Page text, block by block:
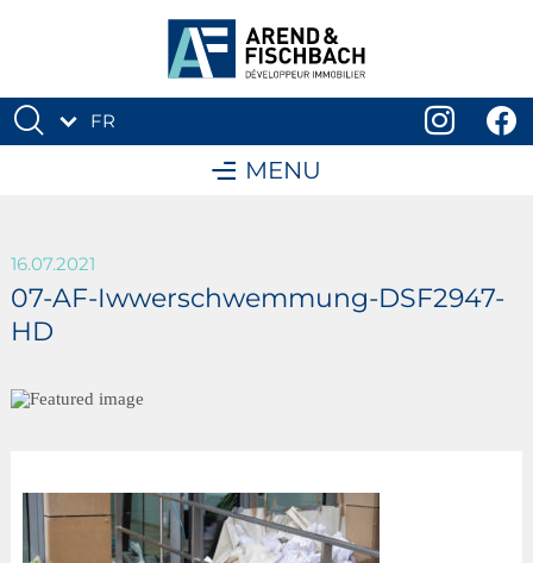
FR
MENU
16.07.2021
07-AF-Iwwerschwemmung-DSF2947-
HD